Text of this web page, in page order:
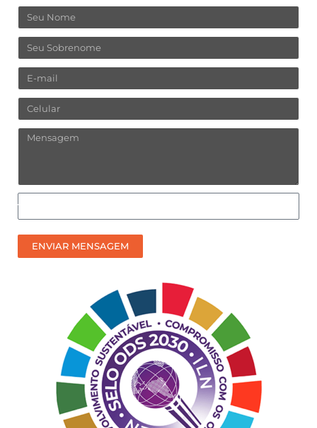
Nome
Sobrenome
Email
Celular
Mensagem
Como
prefere
receber
nosso
ENVIAR MENSAGEM